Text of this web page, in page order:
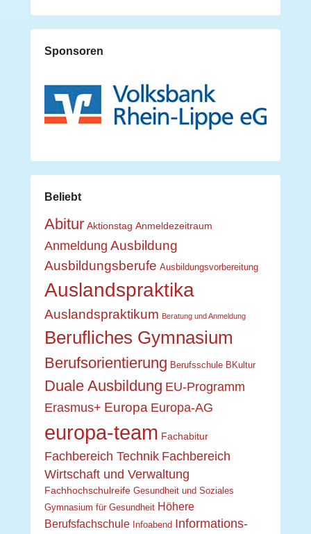
Sponsoren
Beliebt
Abitur Aktionstag Anmeldezeitraum
Anmeldung Ausbildung
Ausbildungsberufe Ausbildungsvorbereitung
Auslandspraktika
Auslandspraktikum Beratung und Anmeldung
Berufliches Gymnasium
Berufsorientierung Berufsschule BKultur
Duale Ausbildung EU-Programm
Erasmus+ Europa Europa-AG
europa-team Fachabitur
Fachbereich Technik Fachbereich
Wirtschaft und Verwaltung
Fachhochschulreife Gesundheit und Soziales
Gymnasium für Gesundheit Höhere
Berufsfachschule Infoabend Informations-